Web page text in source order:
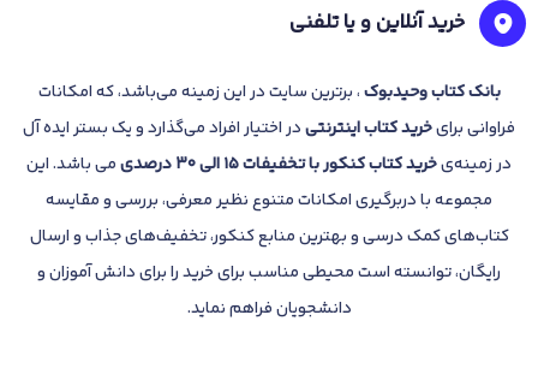
خرید آنلاین و یا تلفنی
بانککتاب وحیدبوک، برترین سایت در این زمینه می‌باشد، که امکانات
فراوانی برایخرید کتاباینترنتیدر اختیار افراد می‌گذارد و یک بستر ایده آل
در زمینه‌یخرید کتاب کنکور با تخفیفات 15 الی 30 درصدی
می باشد. این
مجموعه با دربرگیری امکانات متنوع نظیر معرفی، بررسی و مقایسه
کتاب‌های کمک درسی و بهترین منابع کنکور، تخفیف‌های جذاب و ارسال
رایگان، توانسته است محیطی مناسب برای خرید را برای دانش آموزان و
دانشجویان فراهم نماید.